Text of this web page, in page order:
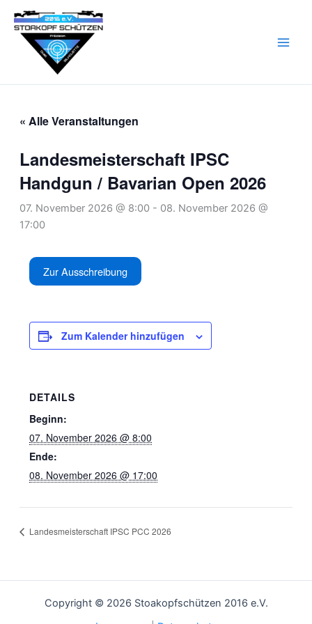
Inhalt
springen
« Alle Veranstaltungen
Landesmeisterschaft IPSC
Handgun / Bavarian Open 2026
07. November 2026 @ 8:00- 08. November 2026 @
17:00
Zur Ausschreibung
Zum Kalender hinzufügen
DETAILS
Beginn:
07. November 2026 @ 8:00
Ende:
08. November 2026 @ 17:00
Landesmeisterschaft IPSC PCC 2026
Copyright © 2026 Stoakopfschützen 2016 e.V.